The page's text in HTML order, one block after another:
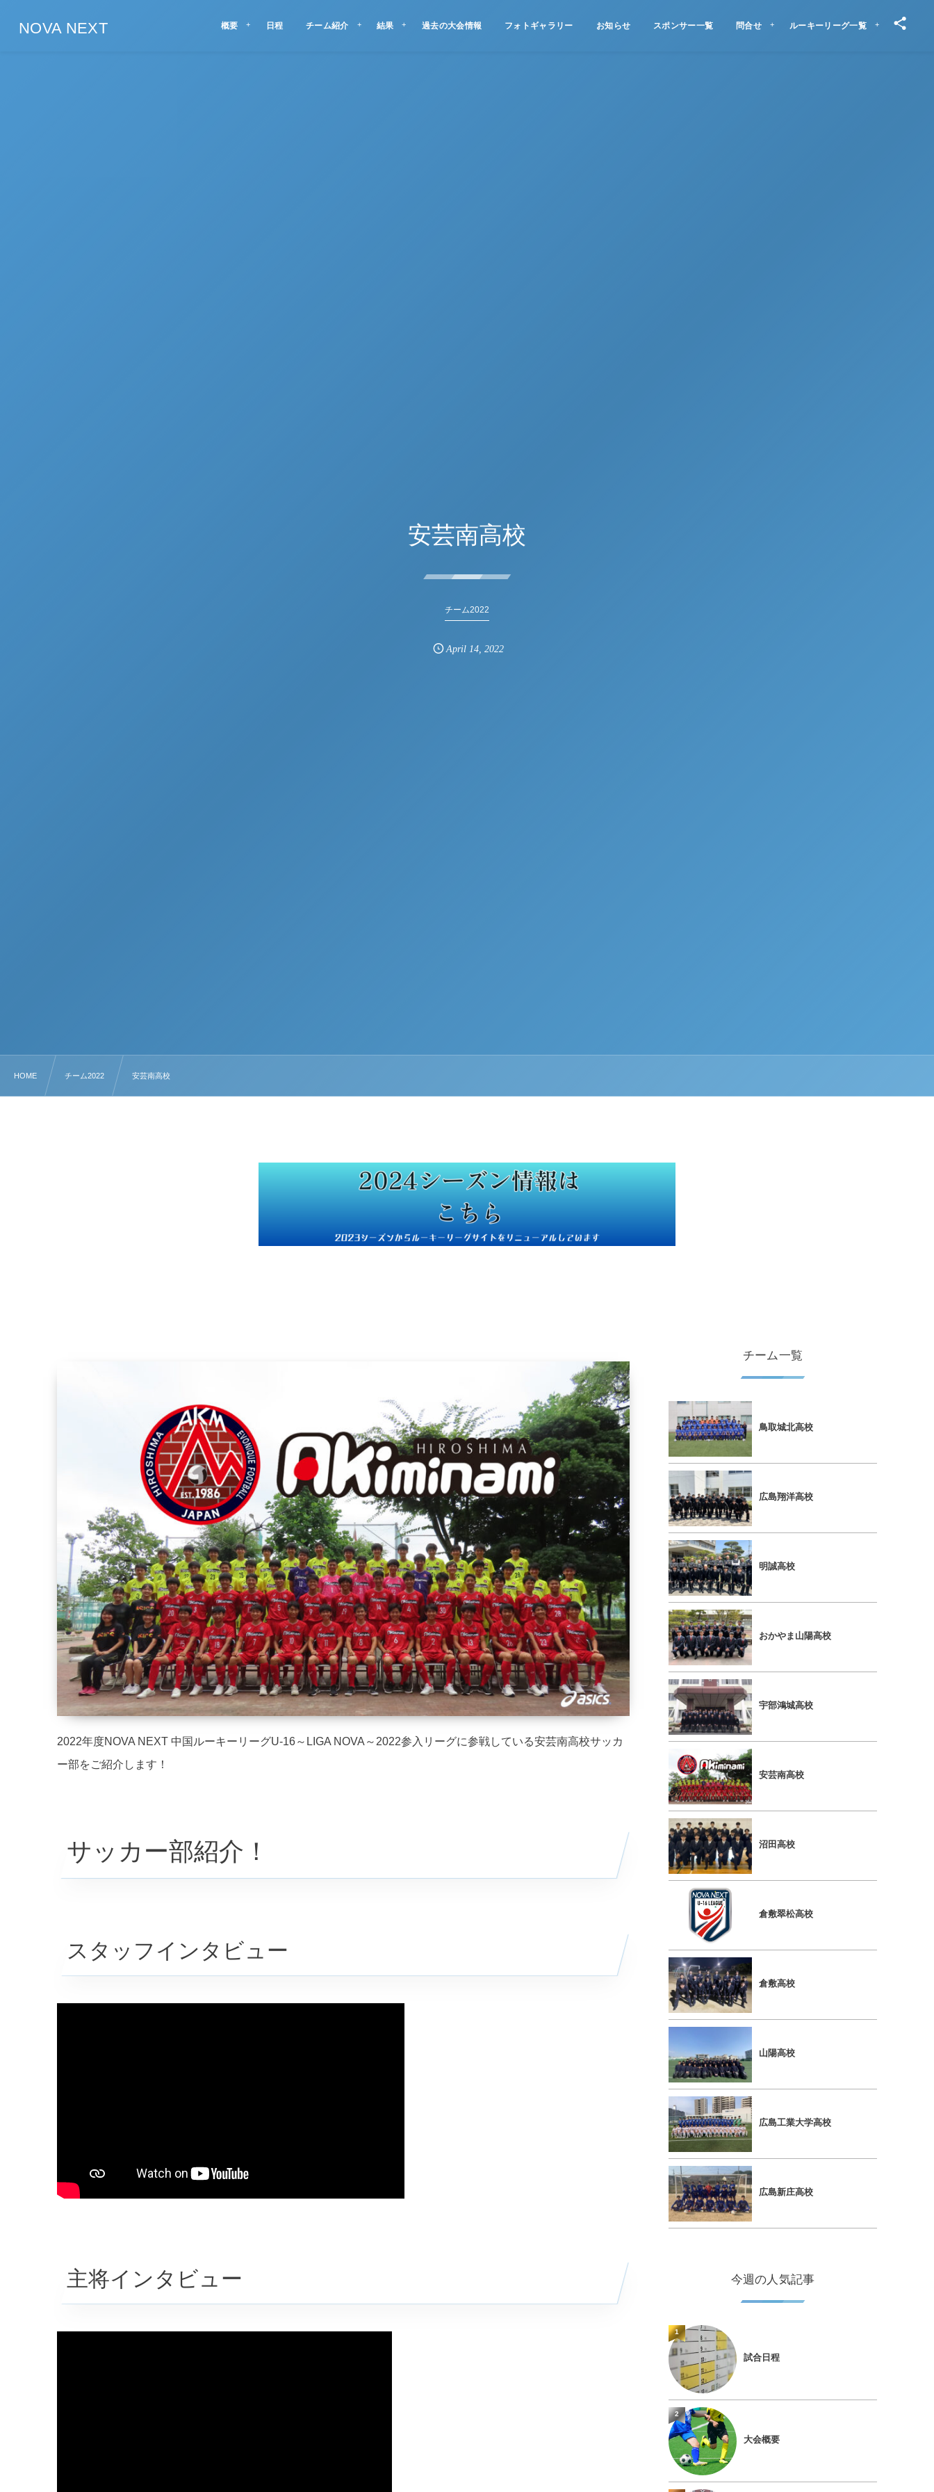
NOVA NEXT 概要 日程 チーム紹介 結果 過去の大会情報 フォトギャラリー お知らせ スポンサー一覧 問合せ ルーキーリーグ一覧
安芸南高校
チーム2022
April 14,2022
HOME チーム2022 安芸南高校
2022年度NOVA NEXT 中国ルーキーリーグU-16～LIGA NOVA～2022参入リーグに参戦している安芸南高校サッカ
ー部をご紹介します！
サッカー部紹介！
スタッフインタビュー
主将インタビュー
チーム一覧
鳥取城北高校
広島翔洋高校
明誠高校
おかやま山陽高校
宇部鴻城高校
安芸南高校
沼田高校
倉敷翠松高校
倉敷高校
山陽高校
広島工業大学高校
広島新庄高校
今週の人気記事
試合日程
1
大会概要
2